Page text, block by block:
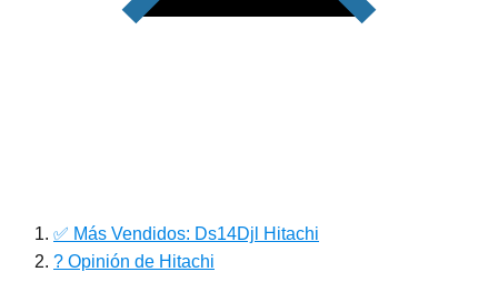
✅ Más Vendidos: Ds14Djl Hitachi
? Opinión de Hitachi